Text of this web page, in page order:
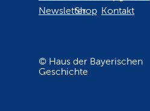
NewsletterShop Kontakt
© Haus der Bayerischen
Geschichte